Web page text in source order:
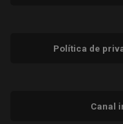
Política de
Canal